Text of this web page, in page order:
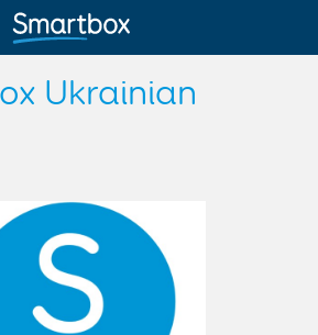
Anmeldung
Registrieren
Ukrainian